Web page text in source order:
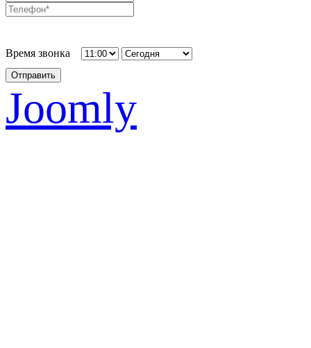
Время звонка
Отправить
Joomly